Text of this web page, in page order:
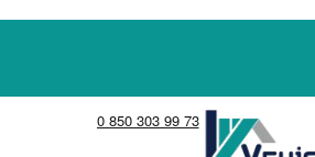
0 850 303 99 73